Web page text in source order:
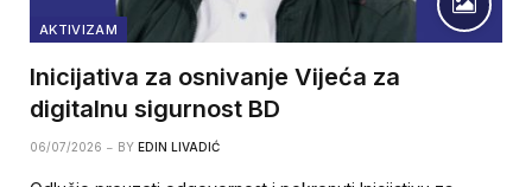
AKTIVIZAM
Inicijativa za osnivanje Vijeća za
digitalnu sigurnost BD
06/07/2026 BY EDIN LIVADIĆ